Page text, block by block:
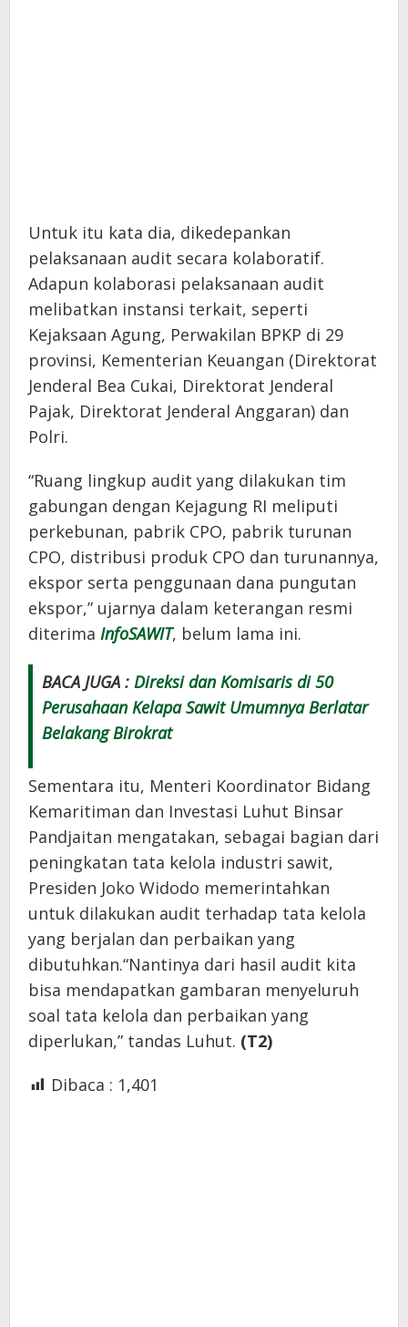
Untuk itu kata dia, dikedepankan
pelaksanaan audit secara kolaboratif.
Adapun kolaborasi pelaksanaan audit
melibatkan instansi terkait, seperti
Kejaksaan Agung, Perwakilan BPKP di 29
provinsi, Kementerian Keuangan (Direktorat
Jenderal Bea Cukai, Direktorat Jenderal
Pajak, Direktorat Jenderal Anggaran) dan
Polri.
“Ruang lingkup audit yang dilakukan tim
gabungan dengan Kejagung RI meliputi
perkebunan, pabrik CPO, pabrik turunan
CPO, distribusi produk CPO dan turunannya,
ekspor serta penggunaan dana pungutan
ekspor,” ujarnya dalam keterangan resmi
diterima InfoSAWIT, belum lama ini.
BACA JUGA : Direksi dan Komisaris di 50
Perusahaan Kelapa Sawit Umumnya Berlatar
Belakang Birokrat
Sementara itu, Menteri Koordinator Bidang
Kemaritiman dan Investasi Luhut Binsar
Pandjaitan mengatakan, sebagai bagian dari
peningkatan tata kelola industri sawit,
Presiden Joko Widodo memerintahkan
untuk dilakukan audit terhadap tata kelola
yang berjalan dan perbaikan yang
dibutuhkan.“Nantinya dari hasil audit kita
bisa mendapatkan gambaran menyeluruh
soal tata kelola dan perbaikan yang
diperlukan,” tandas Luhut. (T2)
Dibaca : 1,401